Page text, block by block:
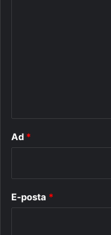
Ad *
E-posta *